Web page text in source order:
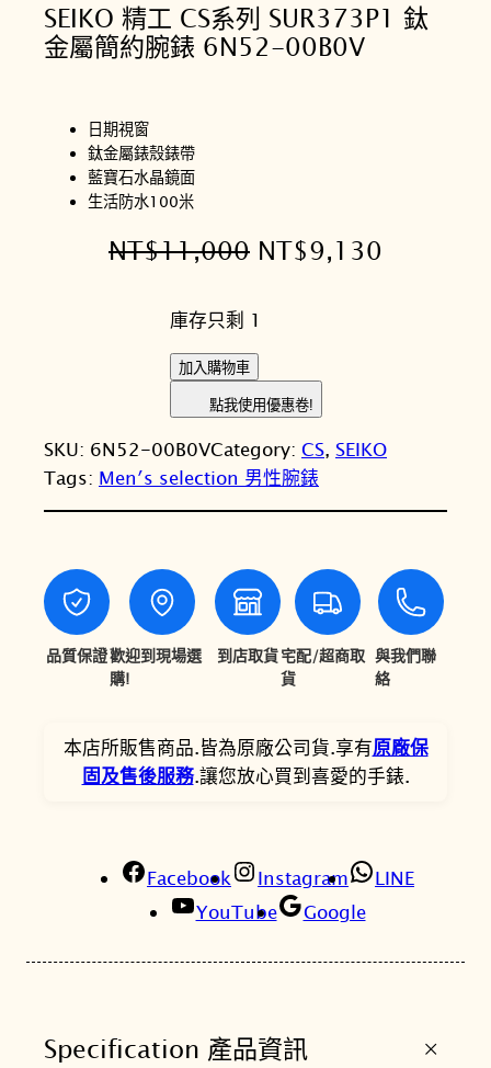
SEIKO 精工 CS系列 SUR373P1 鈦
金屬簡約腕錶 6N52-00B0V
日期視窗
鈦金屬錶殼錶帶
藍寶石水晶鏡面
生活防水100米
NT$11,000 原
價
格
：
N
T
$
1
,
0
0
。
NT$9,130
N
$
,
1
3
。
庫存只剩 1
I
K
O
精
C
S
系
列
R
3
7
1
鈦
屬
腕
加入購物車
點我使用優惠卷!
SKU: 6N52-00B0VCategory: CS, SEIKO
Tags: Men′s selection 男性腕錶
品質保證歡迎到現場選
購!
到店取貨宅配/超商取
貨
與我們聯
絡
本店所販售商品.皆為原廠公司貨.享有原廠保
固及售後服務.讓您放心買到喜愛的手錶.
Facebook Instagram
LINE
YouTube
Google
Specification 產品資訊 +